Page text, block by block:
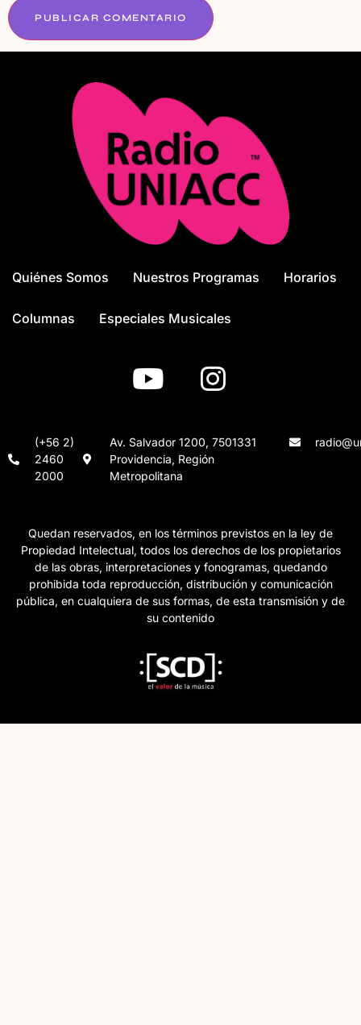
Quiénes Somos Nuestros Programas Horarios
Columnas Especiales Musicales
(+56 2)
2460
2000
Av. Salvador 1200, 7501331
Providencia, Región
Metropolitana
Quedan reservados, en los términos previstos en la ley de
Propiedad Intelectual, todos los derechos de los propietarios
de las obras, interpretaciones y fonogramas, quedando
prohibida toda reproducción, distribución y comunicación
pública, en cualquiera de sus formas, de esta transmisión y de
su contenido